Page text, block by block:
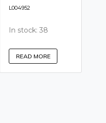
L004952
In stock: 38
READ MORE